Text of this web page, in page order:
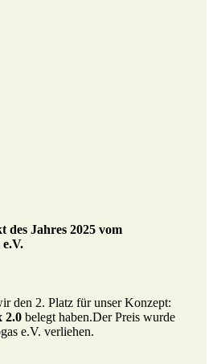
des Jahres 2025 vom
den 2. Platz für unser Konzept:
2.0 belegt haben.Der Preis wurde
e.V. verliehen.